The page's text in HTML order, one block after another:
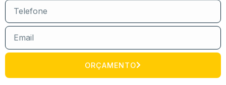
ORÇAMENTO